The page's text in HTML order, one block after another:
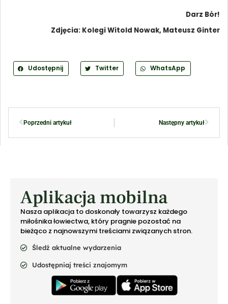
Darz Bór!
Zdjęcia: Kolegi Witold Nowak, Mateusz Ginter
Udostępnij Twitter WhatsApp
Poprzedni artykuł Następny artykuł
Aplikacja mobilna
Nasza aplikacja to doskonały towarzysz każdego
miłośnika łowiectwa, który pragnie pozostać na
bieżąco z najnowszymi treściami związanych stron.
Śledź aktualne wydarzenia
Udostępniaj treści znajomym